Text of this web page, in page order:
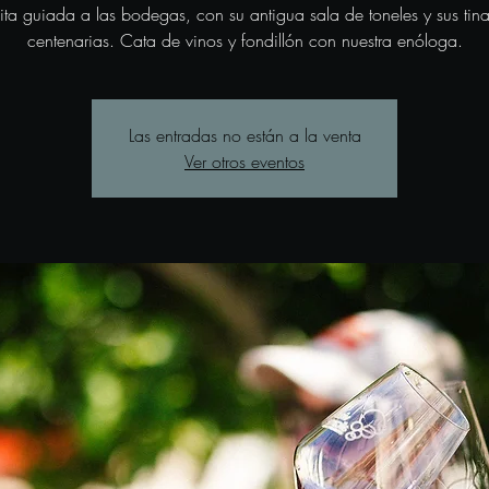
guiada a las bodegas, con su antigua sala de toneles y sus
centenarias. Cata de vinos y fondillón con nuestra enóloga.
Las entradas no están a la venta
Ver otros eventos